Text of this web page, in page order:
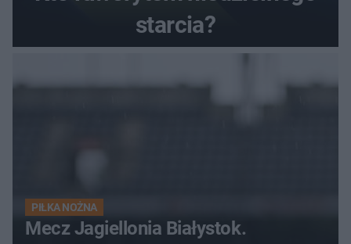
starcia?
PIŁKA NOŻNA
Mecz Jagiellonia Białystok.